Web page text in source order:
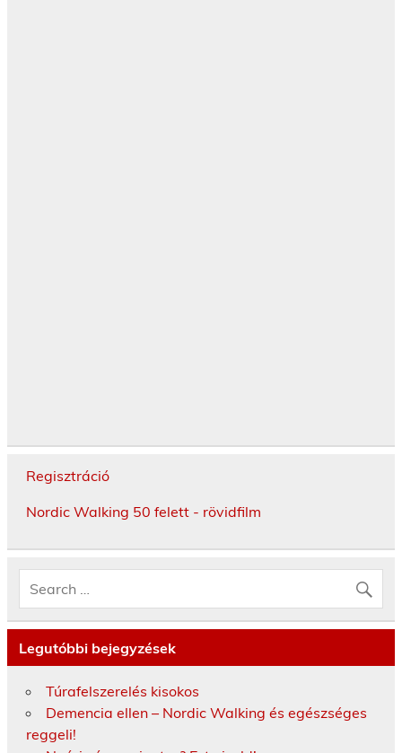
Regisztráció
Nordic Walking 50 felett - rövidfilm
Legutóbbi bejegyzések
Túrafelszerelés kisokos
Demencia ellen – Nordic Walking és egészséges
reggeli!